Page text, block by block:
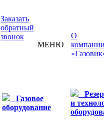
Заказать
обратный
звонок
МЕНЮ
О
Газовое
оборудование
и